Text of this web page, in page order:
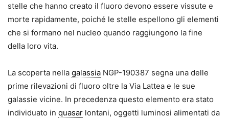
stelle che hanno creato il fluoro devono essere vissute e
morte rapidamente, poiché le stelle espellono gli elementi
che si formano nel nucleo quando raggiungono la fine
della loro vita.
La scoperta nella galassia NGP-190387 segna una delle
prime rilevazioni di fluoro oltre la Via Lattea e le sue
galassie vicine. In precedenza questo elemento era stato
individuato in quasar lontani, oggetti luminosi alimentati da